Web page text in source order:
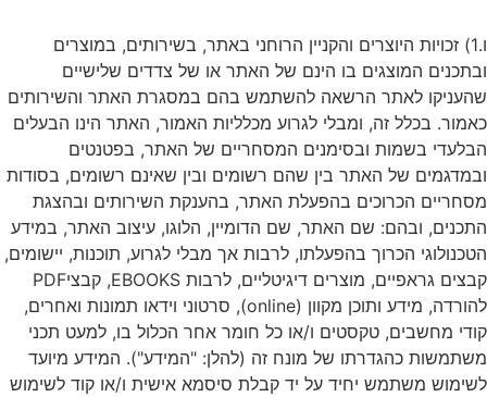
ו.1) זכויות היוצרים והקניין הרוחני באתר, בשירותים, במוצרים
ובתכנים המוצגים בו הינם של האתר או של צדדים שלישיים
שהעניקו לאתר הרשאה להשתמש בהם במסגרת האתר והשירותים
כאמור. בכלל זה, ומבלי לגרוע מכלליות האמור, האתר הינו הבעלים
הבלעדי בשמות ובסימנים המסחריים של האתר, בפטנטים
ובמדגמים של האתר בין שהם רשומים ובין שאינם רשומים, בסודות
מסחריים הכרוכים בהפעלת האתר, בהענקת השירותים ובהצגת
התכנים, ובהם: שם האתר, שם הדומיין, הלוגו, עיצוב האתר, במידע
הטכנולוגי הכרוך בהפעלתו, לרבות אך מבלי לגרוע, תוכנות, יישומים,
קבצים גראפיים, מוצרים דיגיטליים, לרבות EBOOKS, קבציPDF
להורדה, מידע ותוכן מקוון (online), סרטוני וידאו תמונות ואחרים,
קודי מחשבים, טקסטים ו/או כל חומר אחר הכלול בו, למעט תכני
משתמשות כהגדרתו של מונח זה (להלן: "המידע"). המידע מיועד
לשימוש משתמש יחיד על יד קבלת סיסמא אישית ו/או קוד לשימוש